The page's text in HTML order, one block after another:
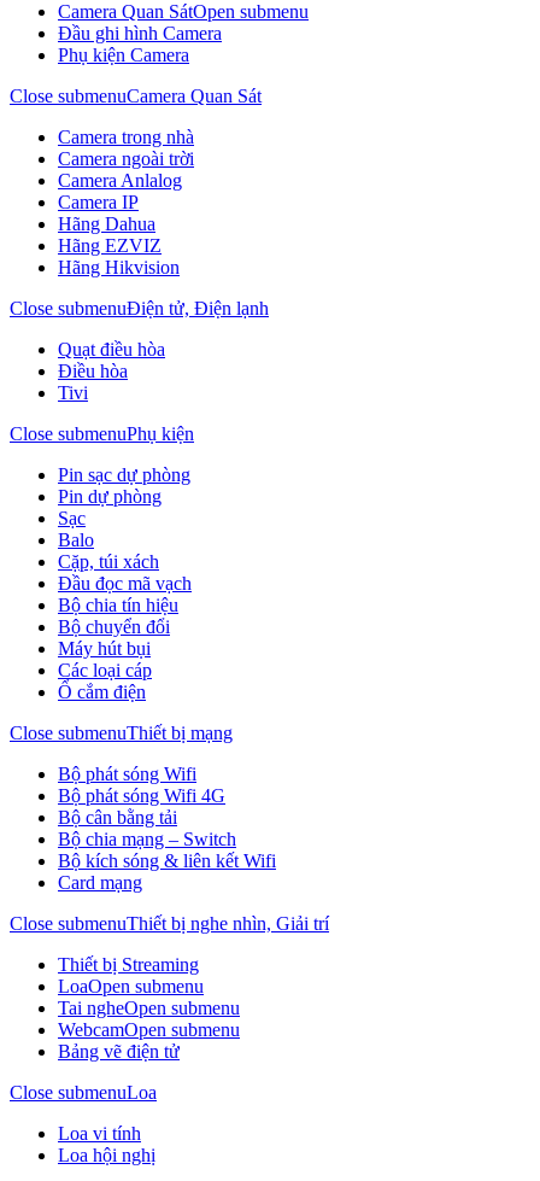
Camera Quan SátOpen submenu
Đầu ghi hình Camera
Phụ kiện Camera
Close submenuCamera Quan Sát
Camera trong nhà
Camera ngoài trời
Camera Anlalog
Camera IP
Hãng Dahua
Hãng EZVIZ
Hãng Hikvision
Close submenuĐiện tử, Điện lạnh
Quạt điều hòa
Điều hòa
Tivi
Close submenuPhụ kiện
Pin sạc dự phòng
Pin dự phòng
Sạc
Balo
Cặp, túi xách
Đầu đọc mã vạch
Bộ chia tín hiệu
Bộ chuyển đổi
Máy hút bụi
Các loại cáp
Ổ cắm điện
Close submenuThiết bị mạng
Bộ phát sóng Wifi
Bộ phát sóng Wifi 4G
Bộ cân bằng tải
Bộ chia mạng – Switch
Bộ kích sóng & liên kết Wifi
Card mạng
Close submenuThiết bị nghe nhìn, Giải trí
Thiết bị Streaming
LoaOpen submenu
Tai ngheOpen submenu
WebcamOpen submenu
Bảng vẽ điện tử
Close submenuLoa
Loa vi tính
Loa hội nghị